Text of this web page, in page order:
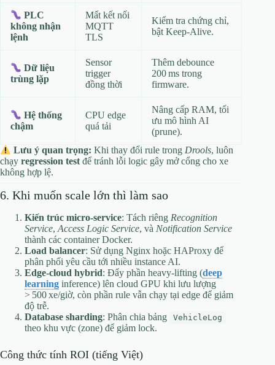
PLC
không nhận
lệnh
Mất kết nối
MQTT
TLS
Kiểm tra chứng chỉ,
bật Keep‑Alive.
Dữ liệu
trùng lặp
Sensor
trigger
đồng thời
Thêm debounce
200 ms trong
firmware.
Hệ thống
chậm
CPU edge
quá tải
Nâng cấp RAM, tối
ưu mô hình AI
(prune).
Lưu ý quan trọng: Khi thay đổi rule trong Drools, luôn
chạy regression test để tránh lỗi logic gây mở cổng cho xe
không hợp lệ.
6. Khi muốn scale lớn thì làm sao
Kiến trúc micro‑service: Tách riêng Recognition
Service, Access Logic Service, và Notification Service
thành các container Docker.
Load balancer: Sử dụng Nginx hoặc HAProxy để
phân phối yêu cầu tới nhiều instance AI.
Edge‑cloud hybrid: Đẩy phần heavy‑lifting (deep
learning inference) lên cloud GPU khi lưu lượng
> 500 xe/giờ, còn phần rule vẫn chạy tại edge để giảm
độ trễ.
Database sharding: Phân chia bảng VehicleLog
theo khu vực (zone) để giảm lock.
Công thức tính ROI (tiếng Việt)